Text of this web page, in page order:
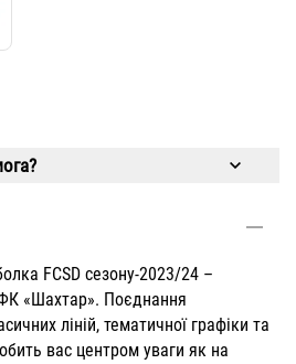
FCSD сезону-2023/24 –
ФК «Шахтар». Поєднання
ліній, тематичної графіки та
вас центром уваги як на